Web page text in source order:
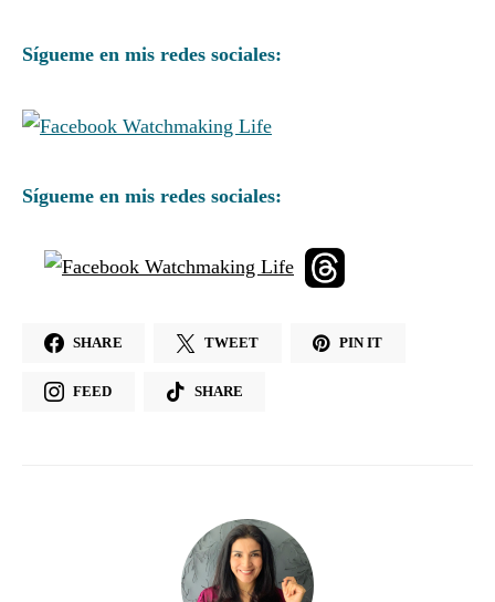
Sígueme en mis redes sociales:
Sígueme en mis redes sociales:
SHARE TWEET PIN IT
FEED SHARE